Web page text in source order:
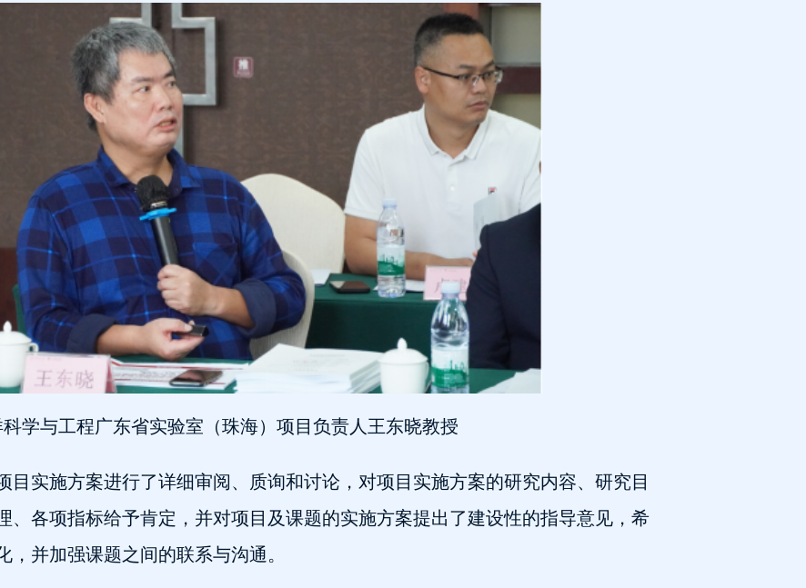
学与工程广东省实验室（珠海）项目负责人王东晓教授
目实施方案进行了详细审阅、质询和讨论，对项目实施方案的研究内容、研究目
、各项指标给予肯定，并对项目及课题的实施方案提出了建设性的指导意见，希
并加强课题之间的联系与沟通。